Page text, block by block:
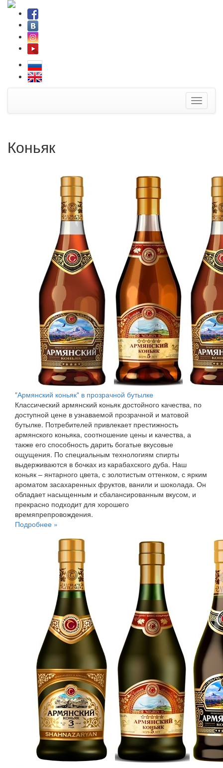
Toggle
Коньяк
"Армянский коньяк" в прозрачной бутылке
Классический армянский коньяк достойного качества, по
доступной цене в узнаваемой прозрачной и матовой
бутылке. Потребителей привлекает престижность
армянского коньяка, соотношение цены и качества, а
также его способность дарить богатые вкусовые
ощущения. По специальным технологиям спирты
выдерживаются в бочках из карабахского дуба. Наш
коньяк – янтарного цвета, с золотистым оттенком, с ярким
ароматом засахаренных фруктов, ванили и шоколада. Он
обладает насыщенным и сбалансированным вкусом, и
прекрасно подходит для хорошего
времяпрепровождения.
Подробнее »